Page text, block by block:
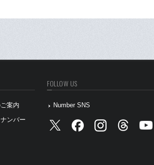
案内
ンバー
FOLLOW US
Number SNS